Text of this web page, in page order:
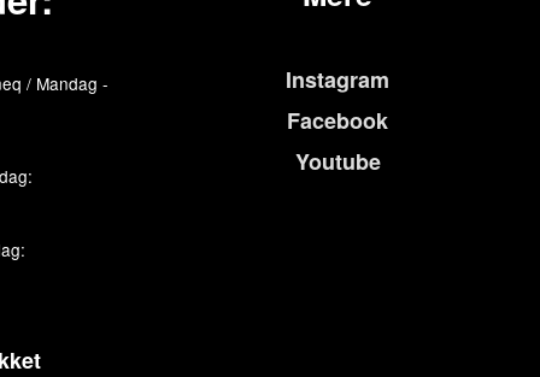
/ Mandag -
Instagram
Facebook
Youtube